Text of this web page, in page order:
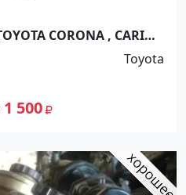
CORONA , CARINA
Краснодар
Toyota
1 500